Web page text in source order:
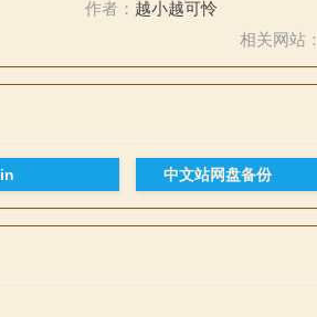
作者： 越小越可怜
相关网站：
中文站网盘备份